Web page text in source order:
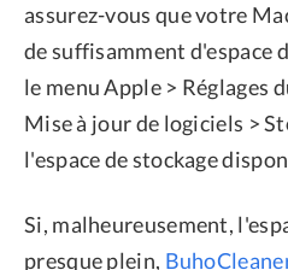
assurez-vous que votre
de suffisamment d'espace
le menu Apple > Réglages
Mise à jour de logiciels >
l'espace de stockage
Si, malheureusement,
presque plein,